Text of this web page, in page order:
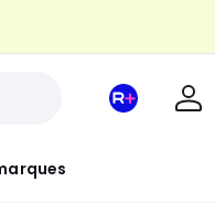
Votre